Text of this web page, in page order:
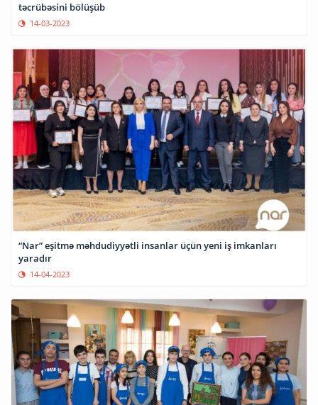
təcrübəsini bölüşüb
14-03-2023
“Nar” eşitmə məhdudiyyətli insanlar üçün yeni iş imkanları
yaradır
14-04-2023